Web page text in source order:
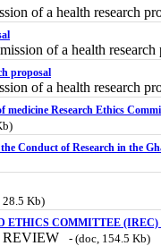
of a health research
of a health
proposal
of a health research
medicine Research Ethics
Conduct of Research in the
28.5 Kb)
ETHICS COMMITTEE
- (doc, 154.5 Kb)